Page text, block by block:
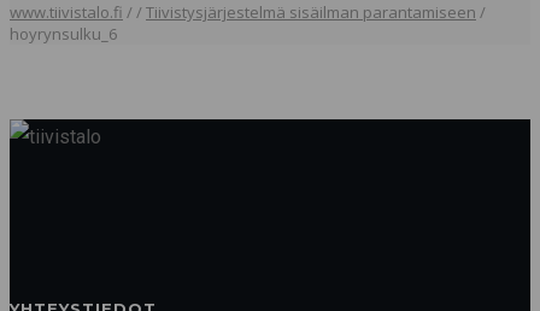
www.tiivistalo.fi //Tiivistysjärjestelmä sisäilman parantamiseen /
hoyrynsulku_6